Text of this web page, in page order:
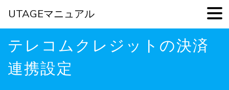
Skip
main
content
テレコムクレジットの決済
連携設定
UTAGEマニュアル